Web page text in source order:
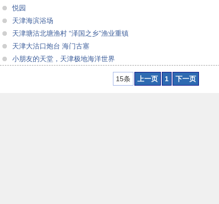
悦园
天津海滨浴场
天津塘沽北塘渔村 “泽国之乡”渔业重镇
天津大沽口炮台 海门古塞
小朋友的天堂，天津极地海洋世界
15条 上一页 1 下一页